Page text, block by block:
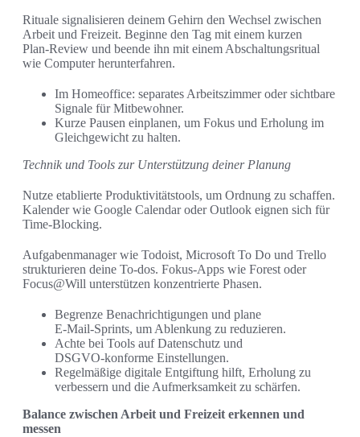
Rituale signalisieren deinem Gehirn den Wechsel zwischen
Arbeit und Freizeit. Beginne den Tag mit einem kurzen
Plan‑Review und beende ihn mit einem Abschaltungsritual
wie Computer herunterfahren.
Im Homeoffice: separates Arbeitszimmer oder sichtbare
Signale für Mitbewohner.
Kurze Pausen einplanen, um Fokus und Erholung im
Gleichgewicht zu halten.
Technik und Tools zur Unterstützung deiner Planung
Nutze etablierte Produktivitätstools, um Ordnung zu schaffen.
Kalender wie Google Calendar oder Outlook eignen sich für
Time‑Blocking.
Aufgabenmanager wie Todoist, Microsoft To Do und Trello
strukturieren deine To‑dos. Fokus‑Apps wie Forest oder
Focus@Will unterstützen konzentrierte Phasen.
Begrenze Benachrichtigungen und plane
E‑Mail‑Sprints, um Ablenkung zu reduzieren.
Achte bei Tools auf Datenschutz und
DSGVO‑konforme Einstellungen.
Regelmäßige digitale Entgiftung hilft, Erholung zu
verbessern und die Aufmerksamkeit zu schärfen.
Balance zwischen Arbeit und Freizeit erkennen und
messen